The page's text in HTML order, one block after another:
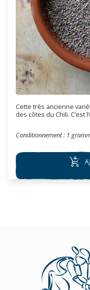
Cette très ancienne
des côtes du Chili.
résistante à la
se consomment comme
pour détruire la couche
saponines, un principe
Conditionnement : 1